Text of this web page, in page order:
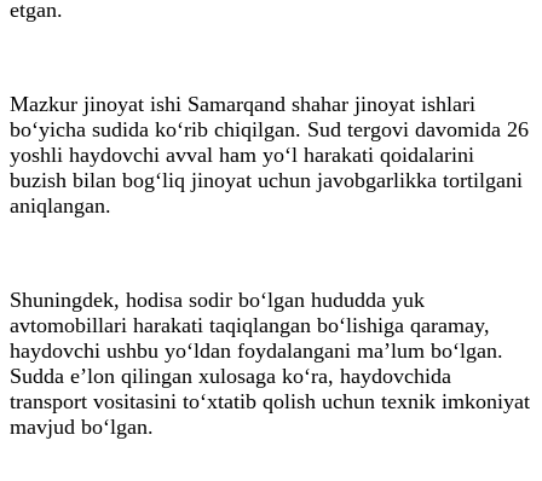
etgan.
Mazkur jinoyat ishi Samarqand shahar jinoyat ishlari
bo‘yicha sudida ko‘rib chiqilgan. Sud tergovi davomida 26
yoshli haydovchi avval ham yo‘l harakati qoidalarini
buzish bilan bog‘liq jinoyat uchun javobgarlikka tortilgani
aniqlangan.
Shuningdek, hodisa sodir bo‘lgan hududda yuk
avtomobillari harakati taqiqlangan bo‘lishiga qaramay,
haydovchi ushbu yo‘ldan foydalangani ma’lum bo‘lgan.
Sudda e’lon qilingan xulosaga ko‘ra, haydovchida
transport vositasini to‘xtatib qolish uchun texnik imkoniyat
mavjud bo‘lgan.